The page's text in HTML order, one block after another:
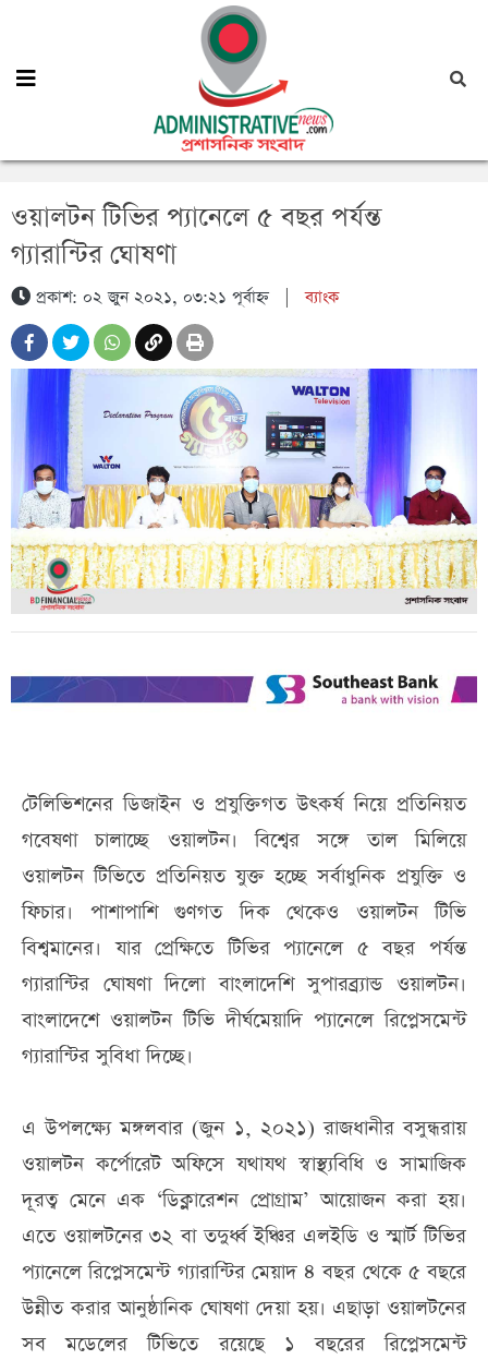
ওয়ালটন টিভির প্যানেলে ৫ বছর পর্যন্ত
গ্যারান্টির ঘোষণা
প্রকাশ: ০২ জুন ২০২১, ০৩:২১ পূর্বাহ্ন|ব্যাংক
টেলিভিশনের ডিজাইন ও প্রযুক্তিগত উৎকর্ষ নিয়ে প্রতিনিয়ত
গবেষণা চালাচ্ছে ওয়ালটন। বিশ্বের সঙ্গে তাল মিলিয়ে
ওয়ালটন টিভিতে প্রতিনিয়ত যুক্ত হচ্ছে সর্বাধুনিক প্রযুক্তি ও
ফিচার। পাশাপাশি গুণগত দিক থেকেও ওয়ালটন টিভি
বিশ্বমানের। যার প্রেক্ষিতে টিভির প্যানেলে ৫ বছর পর্যন্ত
গ্যারান্টির ঘোষণা দিলো বাংলাদেশি সুপারব্র্যান্ড ওয়ালটন।
বাংলাদেশে ওয়ালটন টিভি দীর্ঘমেয়াদি প্যানেলে রিপ্লেসমেন্ট
গ্যারান্টির সুবিধা দিচ্ছে।
এ উপলক্ষ্যে মঙ্গলবার (জুন ১, ২০২১) রাজধানীর বসুন্ধরায়
ওয়ালটন কর্পোরেট অফিসে যথাযথ স্বাস্থ্যবিধি ও সামাজিক
দূরত্ব মেনে এক ‘ডিক্লারেশন প্রোগ্রাম’ আয়োজন করা হয়।
এতে ওয়ালটনের ৩২ বা তদুর্ধ্ব ইঞ্চির এলইডি ও স্মার্ট টিভির
প্যানেলে রিপ্লেসমেন্ট গ্যারান্টির মেয়াদ ৪ বছর থেকে ৫ বছরে
উন্নীত করার আনুষ্ঠানিক ঘোষণা দেয়া হয়। এছাড়া ওয়ালটনের
সব মডেলের টিভিতে রয়েছে ১ বছরের রিপ্লেসমেন্ট